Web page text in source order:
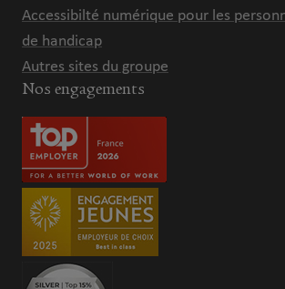
Accessibilté numérique pour les
de handicap
Autres sites du groupe
Nos engagements